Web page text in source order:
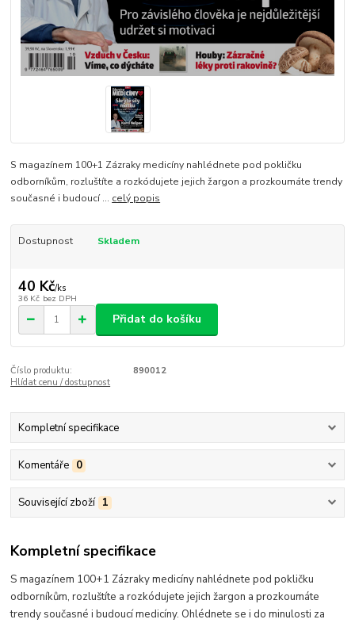
S magazínem 100+1 Zázraky medicíny nahlédnete pod pokličku
odborníkům, rozluštíte a rozkódujete jejich žargon a prozkoumáte trendy
současné i budoucí ... celý popis
Dostupnost Skladem
40 Kč/ks
36 Kč bez DPH
Přidat do košíku
Číslo produktu:
890012
Hlídat cenu / dostupnost
Kompletní specifikace
Komentáře 0
Související zboží 1
Kompletní specifikace
S magazínem 100+1 Zázraky medicíny nahlédnete pod pokličku
odborníkům, rozluštíte a rozkódujete jejich žargon a prozkoumáte
trendy současné i budoucí medicíny. Ohlédnete se i do minulosti za